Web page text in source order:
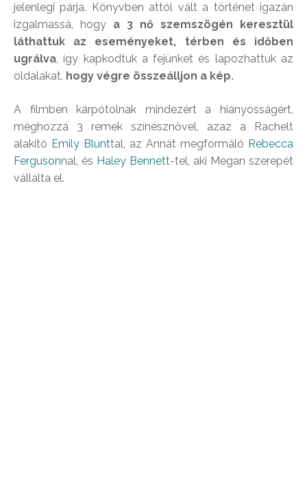
jelenlegi párja. Könyvben attól vált a történet igazán
izgalmassá, hogy a 3 nő szemszögén keresztül
láthattuk az eseményeket, térben és időben
ugrálva, így kapkodtuk a fejünket és lapozhattuk az
oldalakat, hogy végre összeálljon a kép.
A filmben kárpótolnak mindezért a hiányosságért,
méghozzá 3 remek színésznővel, azaz a Rachelt
alakító Emily Blunttal, az Annát megformáló Rebecca
Fergusonnal, és Haley Bennett-tel, aki Megan szerepét
vállalta el.